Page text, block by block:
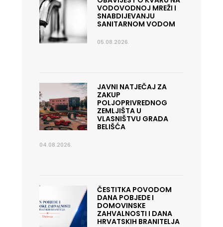
VODOVODNOJ MREŽI I
SNABDIJEVANJU
SANITARNOM VODOM
05.08.2026.
JAVNI NATJEČAJ ZA
ZAKUP
POLJOPRIVREDNOG
ZEMLJIŠTA U
VLASNIŠTVU GRADA
BELIŠĆA
04.08.2026.
ČESTITKA POVODOM
DANA POBJEDE I
DOMOVINSKE
ZAHVALNOSTI I DANA
HRVATSKIH BRANITELJA